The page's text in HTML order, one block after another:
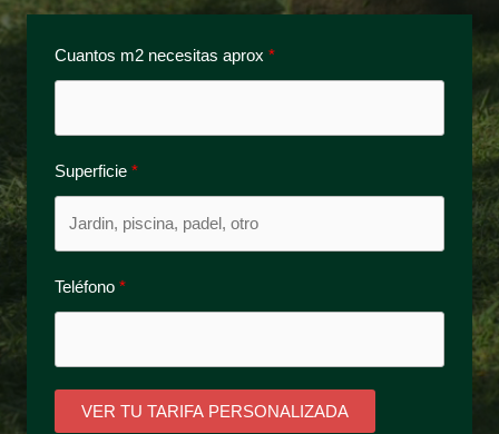
Cuantos m2 necesitas aprox
Superficie
Teléfono
VER TU TARIFA PERSONALIZADA